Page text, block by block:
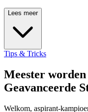
Lees meer
Tips & Tricks
Meester
Geavanceerde
Welkom, aspirant-